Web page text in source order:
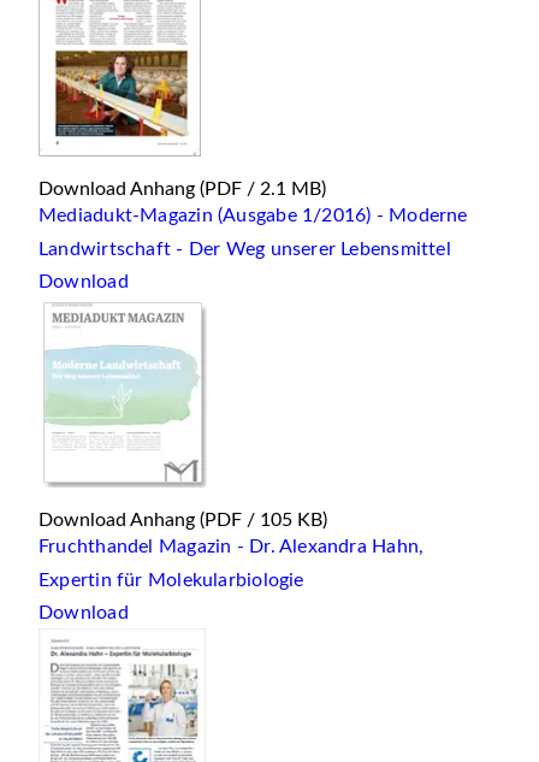
Download Anhang (PDF / 2.1 MB)
Mediadukt-Magazin (Ausgabe 1/2016) - Moderne
Landwirtschaft - Der Weg unserer Lebensmittel
Download
Download Anhang (PDF / 105 KB)
Fruchthandel Magazin - Dr. Alexandra Hahn,
Expertin für Molekularbiologie
Download